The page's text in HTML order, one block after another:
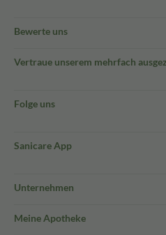
Bewerte uns
Vertraue unserem mehrfach
Folge uns
Sanicare App
Unternehmen
Meine Apotheke